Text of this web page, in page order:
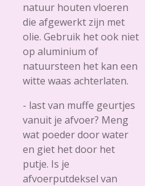
natuur houten vloeren
die afgewerkt zijn met
olie. Gebruik het ook niet
op aluminium of
natuursteen het kan een
witte waas achterlaten.
- last van muffe geurtjes
vanuit je afvoer? Meng
wat poeder door water
en giet het door het
putje. Is je
afvoerputdeksel van